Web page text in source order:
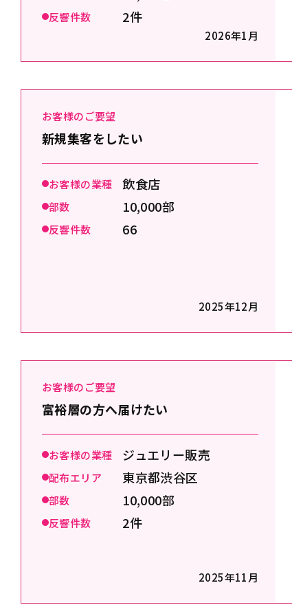
反響件数 2件
2026年1月
お客様のご要望
新規集客をしたい
お客様の業種 飲食店
部数 10,000部
反響件数 66
2025年12月
お客様のご要望
富裕層の方へ届けたい
お客様の業種 ジュエリー販売
配布エリア 東京都渋谷区
部数 10,000部
反響件数 2件
2025年11月